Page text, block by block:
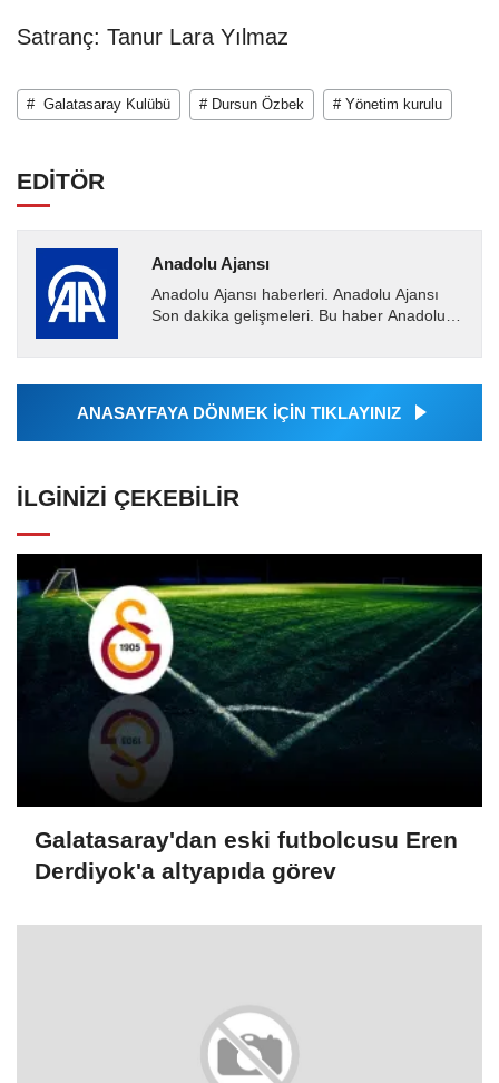
Satranç: Tanur Lara Yılmaz
# Galatasaray Kulübü # Dursun Özbek # Yönetim kurulu
EDİTÖR
Anadolu Ajansı
Anadolu Ajansı haberleri. Anadolu Ajansı
Son dakika gelişmeleri. Bu haber Anadolu
Ajansı tarafından...
ANASAYFAYA DÖNMEK İÇİN TIKLAYINIZ
İLGINIZI ÇEKEBILIR
Galatasaray'dan eski futbolcusu Eren
Derdiyok'a altyapıda görev